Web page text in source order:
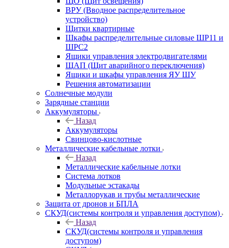
ВРУ (Вводное распределительное
устройство)
Щитки квартирные
Шкафы распределительные силовые ШР11 и
ШРС2
Ящики управления электродвигателями
ЩАП (Щит аварийного переключения)
Ящики и шкафы управления ЯУ ШУ
Решения автоматизации
Солнечные модули
Зарядные станции
Аккумуляторы
Назад
Аккумуляторы
Свинцово-кислотные
Металлические кабельные лотки
Назад
Металлические кабельные лотки
Система лотков
Модульные эстакады
Металлорукав и трубы металлические
Защита от дронов и БПЛА
СКУД(системы контроля и управления доступом)
Назад
СКУД(системы контроля и управления
доступом)